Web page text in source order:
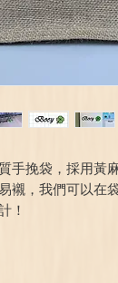
手挽袋，採用黃
襯，我們可以在
！